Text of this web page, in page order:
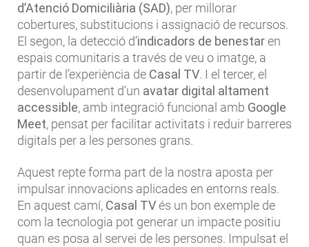
d’Atenció Domiciliària (SAD), per millorar
cobertures, substitucions i assignació de recursos.
El segon, la detecció d’indicadors de benestaren
espais comunitaris a través de veu o imatge, a
partir de l’experiència de Casal TV. I el tercer, el
desenvolupament d’un avatar digital altament
accessible, amb integració funcional amb Google
Meet, pensat per facilitar activitats i reduir barreres
digitals per a les persones grans.
Aquest repte forma part de la nostra aposta per
impulsar innovacions aplicades en entorns reals.
En aquest camí, Casal TVés un bon exemple de
com la tecnologia pot generar un impacte positiu
quan es posa al servei de les persones. Impulsat el